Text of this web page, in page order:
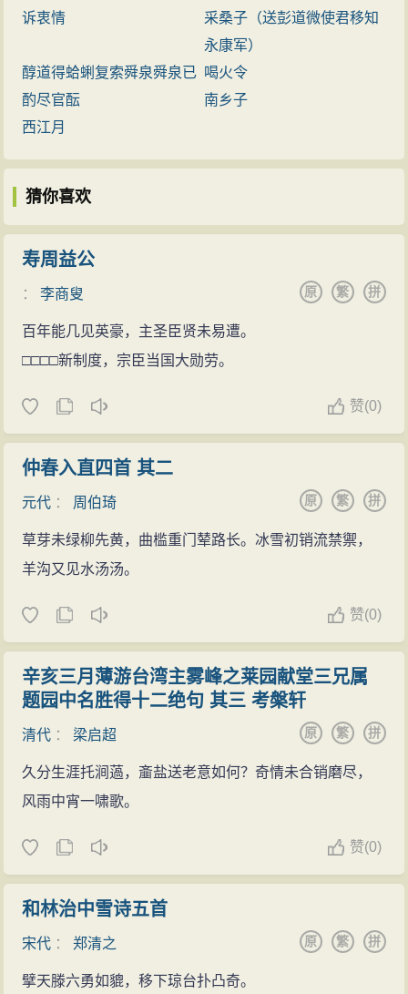
之、秦观都游学于苏轼门下，合称为
“苏门四学士”。生前与苏轼齐名，世
称“苏黄”。著有《山谷词》，且
诉衷情
采桑子（送彭道微使君移知
永康军）
醇道得蛤蜊复索舜泉舜泉已
酌尽官酝
喝火令
南乡子
西江月
猜你喜欢
寿周益公
：李商叟 拼
繁
原
百年能几见英豪，主圣臣贤未易遭。
□□□□新制度，宗臣当国大勋劳。
赞(0)
仲春入直四首 其二
元代 ： 周伯琦 拼
繁
原
草芽未绿柳先黄，曲槛重门辇路长。冰雪初销流禁禦，
羊沟又见水汤汤。
赞(0)
辛亥三月薄游台湾主雾峰之莱园献堂三兄属
题园中名胜得十二绝句 其三 考槃轩
清代 ： 梁启超 拼
繁
原
久分生涯托涧薖，齑盐送老意如何？奇情未合销磨尽，
风雨中宵一啸歌。
赞(0)
和林治中雪诗五首
宋代 ：郑清之 拼
繁
原
擘天滕六勇如貔，移下琼台扑凸奇。